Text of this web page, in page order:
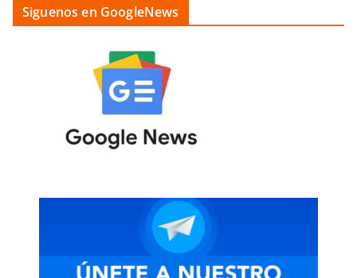
Siguenos en GoogleNews